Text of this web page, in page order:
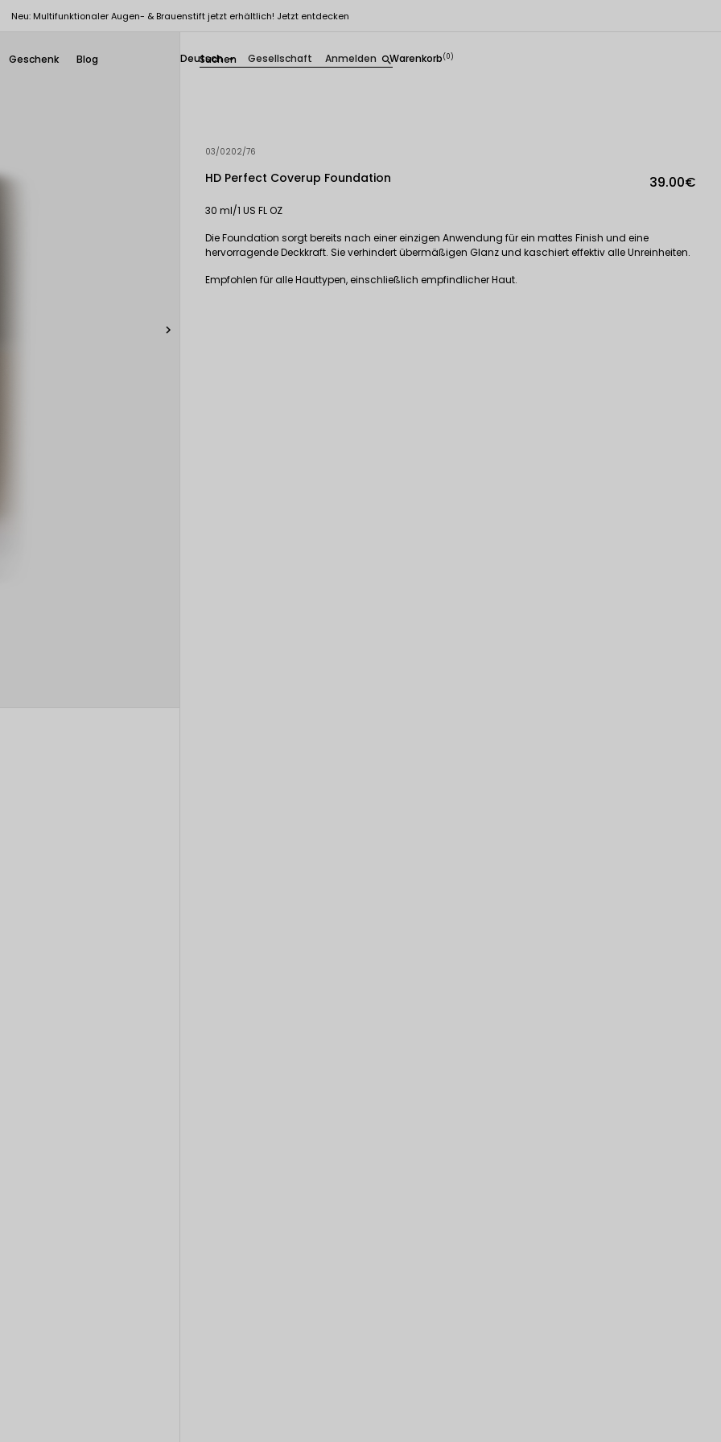
Neu: Multifunktionaler Augen- & Brauenstift jetzt erhältlich! Jetzt entdecken
Geschenk Blog search
Deutsch  Gesellschaft Anmelden Warenkorb(0)

03/0202/76
HD Perfect Coverup Foundation 39.00€
30 ml/1 US FL OZ
Die Foundation sorgt bereits nach einer einzigen Anwendung für ein mattes Finish und eine
hervorragende Deckkraft. Sie verhindert übermäßigen Glanz und kaschiert effektiv alle Unreinheiten.
Empfohlen für alle Hauttypen, einschließlich empfindlicher Haut.